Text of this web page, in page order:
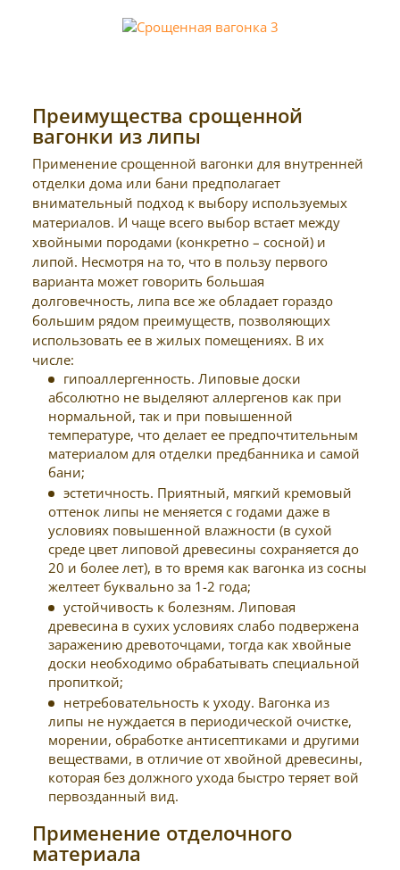
Преимущества срощенной
вагонки из липы
Применение срощенной вагонки для внутренней
отделки дома или бани предполагает
внимательный подход к выбору используемых
материалов. И чаще всего выбор встает между
хвойными породами (конкретно – сосной) и
липой. Несмотря на то, что в пользу первого
варианта может говорить большая
долговечность, липа все же обладает гораздо
большим рядом преимуществ, позволяющих
использовать ее в жилых помещениях. В их
числе:
гипоаллергенность. Липовые доски
абсолютно не выделяют аллергенов как при
нормальной, так и при повышенной
температуре, что делает ее предпочтительным
материалом для отделки предбанника и самой
бани;
эстетичность. Приятный, мягкий кремовый
оттенок липы не меняется с годами даже в
условиях повышенной влажности (в сухой
среде цвет липовой древесины сохраняется до
20 и более лет), в то время как вагонка из сосны
желтеет буквально за 1-2 года;
устойчивость к болезням. Липовая
древесина в сухих условиях слабо подвержена
заражению древоточцами, тогда как хвойные
доски необходимо обрабатывать специальной
пропиткой;
нетребовательность к уходу. Вагонка из
липы не нуждается в периодической очистке,
морении, обработке антисептиками и другими
веществами, в отличие от хвойной древесины,
которая без должного ухода быстро теряет вой
первозданный вид.
Применение отделочного
материала